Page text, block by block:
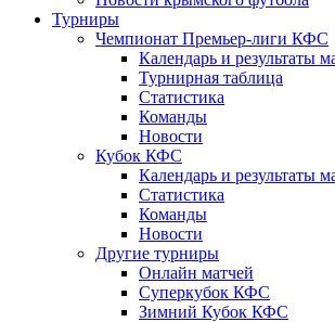
Турниры
Чемпионат Премьер-лиги КФС
Календарь и результаты
Турнирная таблица
Статистика
Команды
Новости
Кубок КФС
Календарь и результаты
Статистика
Команды
Новости
Другие турниры
Онлайн матчей
Суперкубок КФС
Зимний Кубок КФС